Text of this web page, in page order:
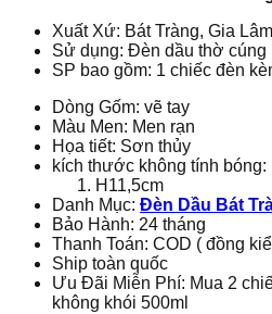
Sơn
Thủy
230192
lượng
Xuất Xứ: Bát Tràng, Gia
Sử dụng: Đèn dầu thờ cúng
SP bao gồm: 1 chiếc đèn
Dòng Gốm: vẽ tay
Màu Men: Men rạn
Họa tiết: Sơn thủy
kích thước không tính bóng:
H11,5cm
Danh Mục: Đèn Dầu Bát
Bảo Hành: 24 tháng
Thanh Toán: COD ( đồng
Ship toàn quốc
Ưu Đãi Miễn Phí: Mua 2
không khói 500ml